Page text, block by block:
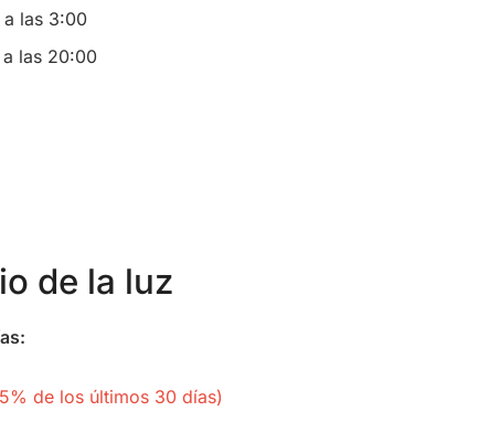
las 3:00
las 20:00
de la luz
de los últimos 30 días)